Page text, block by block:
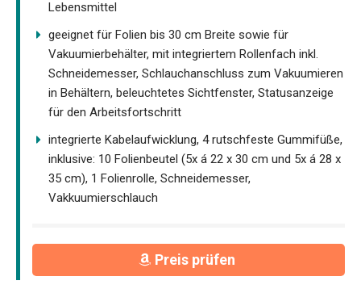
Lebensmittel
geeignet für Folien bis 30 cm Breite sowie für
Vakuumierbehälter, mit integriertem Rollenfach inkl.
Schneidemesser, Schlauchanschluss zum Vakuumieren
in Behältern, beleuchtetes Sichtfenster, Statusanzeige
für den Arbeitsfortschritt
integrierte Kabelaufwicklung, 4 rutschfeste Gummifüße,
inklusive: 10 Folienbeutel (5x á 22 x 30 cm und 5x á 28 x
35 cm), 1 Folienrolle, Schneidemesser,
Vakkuumierschlauch
Preis prüfen